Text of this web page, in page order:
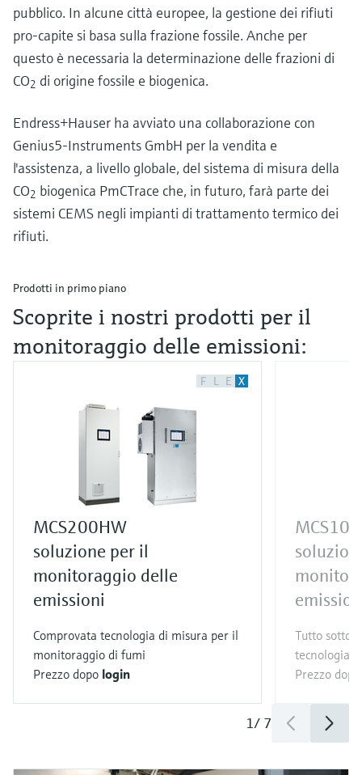
pubblico. In alcune città europee, la gestione dei rifiuti
pro-capite si basa sulla frazione fossile. Anche per
questo è necessaria la determinazione delle frazioni di
CO2 di origine fossile e biogenica.
Endress+Hauser ha avviato una collaborazione con
Genius5-Instruments GmbH per la vendita e
l'assistenza, a livello globale, del sistema di misura della
CO2 biogenica PmCTrace che, in futuro, farà parte dei
sistemi CEMS negli impianti di trattamento termico dei
rifiuti.
Prodotti in primo piano
Scoprite i nostri prodotti per il
monitoraggio delle emissioni:
F L E X
MCS200HW
soluzione per il
monitoraggio delle
emissioni
Comprovata tecnologia di misura per il
monitoraggio di fumi
Prezzo dopo login
Tutto sotto
tecnologia
Prezzo
1/ 7